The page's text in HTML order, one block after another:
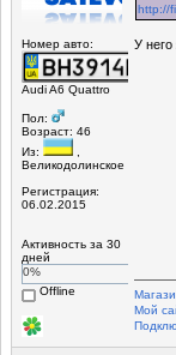
Номер авто:
Audi A6 Quattro
Пол:
Возраст: 46
Из:
,
Великодолинское
Регистрация:
06.02.2015
Активность за 30
дней
0%
Offline
http://
У
Мой